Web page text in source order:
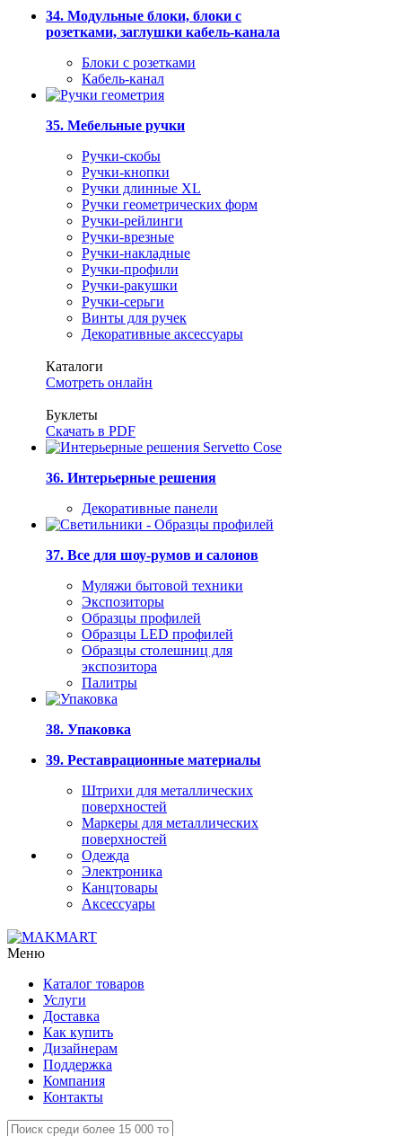
34. Модульные блоки, блоки с
розетками, заглушки кабель-канала
Блоки с розетками
Кабель-канал
35. Мебельные ручки
Ручки-скобы
Ручки-кнопки
Ручки длинные XL
Ручки геометрических форм
Ручки-рейлинги
Ручки-врезные
Ручки-накладные
Ручки-профили
Ручки-ракушки
Ручки-серьги
Винты для ручек
Декоративные аксессуары
Каталоги
Смотреть онлайн
Буклеты
Скачать в PDF
36. Интерьерные решения
Декоративные панели
37. Все для шоу-румов и салонов
Муляжи бытовой техники
Экспозиторы
Образцы профилей
Образцы LED профилей
Образцы столешниц для
экспозитора
Палитры
38. Упаковка
39. Реставрационные материалы
Штрихи для металлических
поверхностей
Маркеры для металлических
поверхностей
Одежда
Электроника
Канцтовары
Аксессуары
Меню
Каталог товаров
Услуги
Доставка
Как купить
Дизайнерам
Поддержка
Компания
Контакты